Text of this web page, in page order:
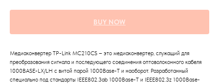
BUY NOW
Медиаконвертер TP-Link MC210CS – это медиаконвертер, служащий для
преобразования сигнала и последующего соединения оптоволоконного кабеля
1000BASE-LX/LH с витой парой 1000Base-T и наоборот. Разработанный
специально под стандарты IEEE802.3ab 1000Base-T и IEEE802.3z 1000Base-